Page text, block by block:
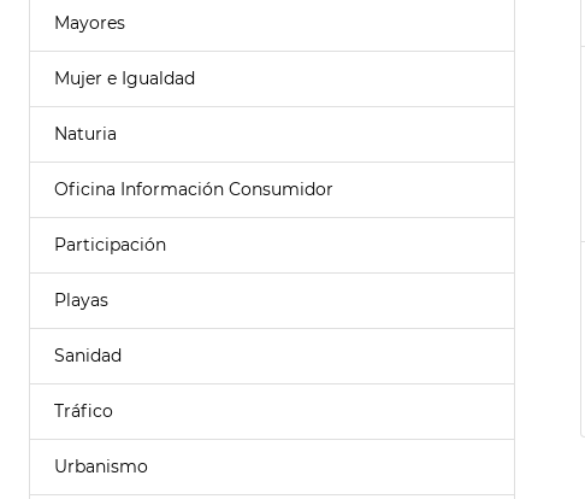
Mayores
Mujer e Igualdad
Naturia
Oficina Información Consumidor
Participación
Playas
Sanidad
Tráfico
Urbanismo